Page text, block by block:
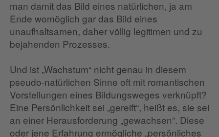
man damit das Bild eines natürlichen, ja am
Ende womöglich gar das Bild eines
unaufhaltsamen, daher völlig legitimen und zu
bejahenden Prozesses.
Und ist „Wachstum“ nicht genau in diesem
pseudo-natürlichen Sinne oft mit romantischen
Vorstellungen eines Bildungsweges verknüpft?
Eine Persönlichkeit sei „gereift“, heißt es, sie sei
an einer Herausforderung „gewachsen“. Diese
oder jene Erfahrung ermögliche „persönliches